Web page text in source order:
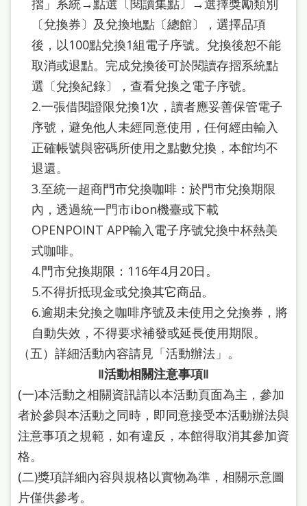
開
宣
告
著
作
權
〔兌換券〕及兌換地點〔總館〕，選擇品項
後，以100點兌換1組電子序號。兌換後恕不能
取消或退點。完成兌換後可於閱讀存摺系統點
選〔兌換紀錄〕，查看兌換之電子序號。
2.一張借閱證限兌換1次，讀者應妥善保管電子
序號，避免他人未經同意使用，任何經由輸入
正確帳號與密碼所使用之點數兌換，本館均不
退還。
3.至統一超商門市兌換咖啡：於門市兌換期限
內，透過統一門市ibon機臺或下載
OPENPOINT APP輸入電子序號兌換中杯熱美
式咖啡。
4.門市兌換期限：116年4月20日。
5.不得折抵現金或兌換其它商品。
6.逾期未兌換之咖啡序號及未使用之兌換券，將
自動失效，不得要求補發或延長使用期限。
（五）詳細活動內容請見「活動辦法」。
‖活動相關注意事項‖
(一)本活動之相關資訊請以本活動頁面為主，參加
者於參與本活動之同時，即同意接受本活動辦法與
注意事項之規範，如有違反，本館得取消其參加資
格。
(二)獎項詳細內容與規格以實物為準，相關示意圖
片僅供參考。